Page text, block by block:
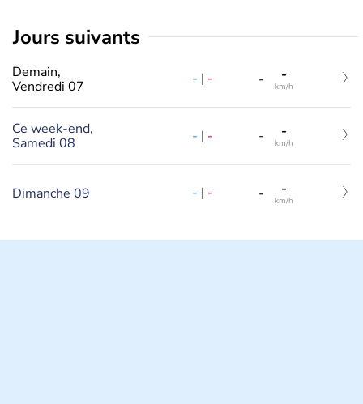
jours suivants
Demain,
Vendredi 07
- | - - -
km/h
Ce week-end,
Samedi 08
- | - - -
km/h
Dimanche 09 - | - - -
km/h